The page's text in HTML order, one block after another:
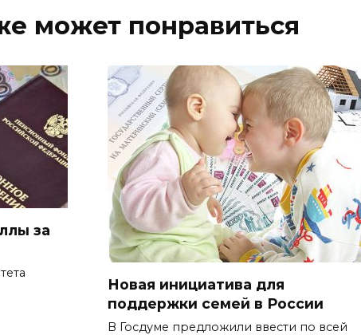
может понравиться
за
Новая инициатива для
поддержки семей в России
В Госдуме предложили ввести по всей